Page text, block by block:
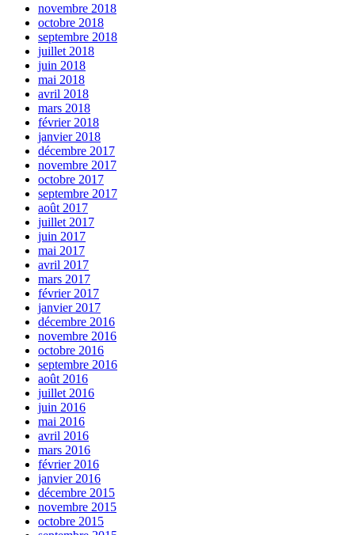
novembre 2018
octobre 2018
septembre 2018
juillet 2018
juin 2018
mai 2018
avril 2018
mars 2018
février 2018
janvier 2018
décembre 2017
novembre 2017
octobre 2017
septembre 2017
août 2017
juillet 2017
juin 2017
mai 2017
avril 2017
mars 2017
février 2017
janvier 2017
décembre 2016
novembre 2016
octobre 2016
septembre 2016
août 2016
juillet 2016
juin 2016
mai 2016
avril 2016
mars 2016
février 2016
janvier 2016
décembre 2015
novembre 2015
octobre 2015